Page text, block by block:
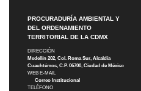
PROCURADURÍA AMBIENTAL Y
DEL ORDENAMIENTO
TERRITORIAL DE LA CDMX
DIRECCIÓN
Medellín 202, Col. Roma Sur, Alcaldía
Cuauhtémoc, C.P. 06700, Ciudad de México
WEB E-MAIL
Correo Institucional
TELÉFONO